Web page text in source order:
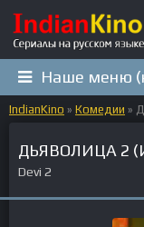
Наше меню
IndianKino » Комедии »
ДЬЯВОЛИЦА 2
Devi 2